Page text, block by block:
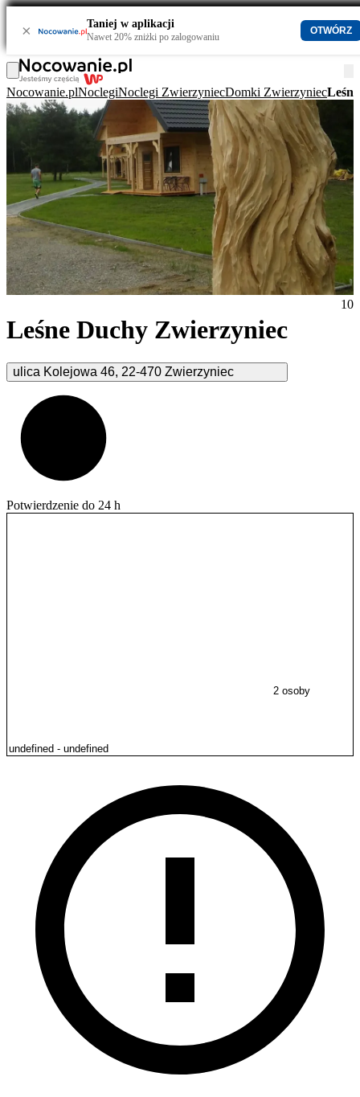
× Taniej w aplikacji
Nawet 20% zniżki po zalogowaniu
OTWÓRZ
Nocowanie.plNoclegiNoclegi ZwierzyniecDomki Zwierzyniec
Leśne Duchy Zwierzyniec
ulica Kolejowa 46, 22-470 Zwierzyniec
10
Potwierdzenie do 24 h
2 osoby